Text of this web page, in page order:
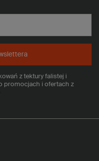
z tektury falistej i
promocjach i ofertach z